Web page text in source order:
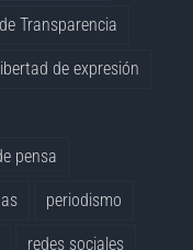
Transparencia
de expresión
pensa
periodismo
redes sociales